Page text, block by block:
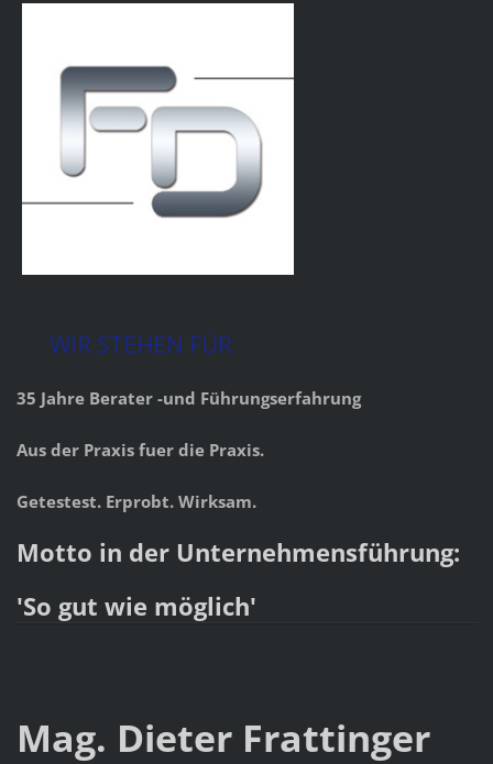
WIR STEHEN FÜR
35 Jahre Berater -und Führungserfahrung
Aus der Praxis fuer die Praxis.
Getestest. Erprobt. Wirksam.
Motto in der Unternehmensführung:
'So gut wie möglich'
Mag. Dieter Frattinger